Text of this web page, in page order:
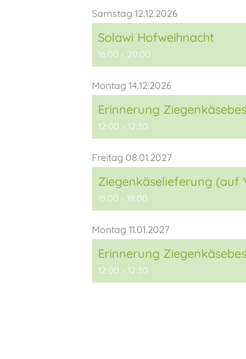
Samstag 12.12.2026
Solawi Hofweihnacht
16:00 - 20:00
Montag 14.12.2026
Erinnerung
12:00 - 12:30
Freitag 08.01.2027
Ziegenkäselieferung (auf
15:00 - 18:00
Montag 11.01.2027
Erinnerung
12:00 - 12:30